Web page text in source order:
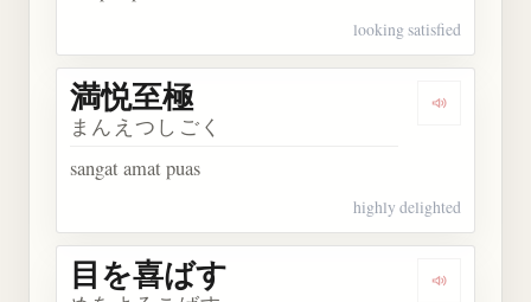
looking satisfied
Dengarkan
満悦至極
まんえつしごく
sangat amat puas
highly delighted
Dengarkan
目を喜ばす